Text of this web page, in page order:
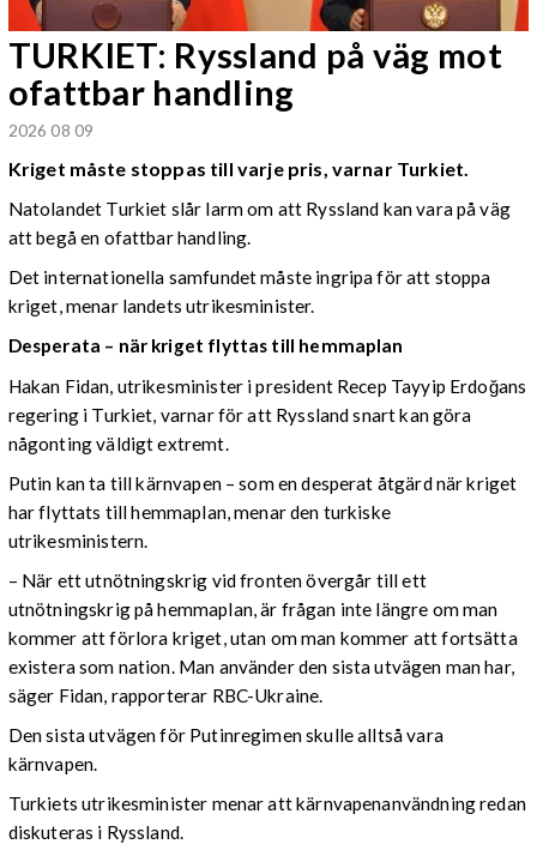
TURKIET: Ryssland på väg mot
ofattbar handling
2026 08 09
Kriget måste stoppas till varje pris, varnar Turkiet.
Natolandet Turkiet slår larm om att Ryssland kan vara på väg
att begå en ofattbar handling.
Det internationella samfundet måste ingripa för att stoppa
kriget, menar landets utrikesminister.
Desperata – när kriget flyttas till hemmaplan
Hakan Fidan, utrikesminister i president Recep Tayyip Erdoğans
regering i Turkiet, varnar för att Ryssland snart kan göra
någonting väldigt extremt.
Putin kan ta till kärnvapen – som en desperat åtgärd när kriget
har flyttats till hemmaplan, menar den turkiske
utrikesministern.
– När ett utnötningskrig vid fronten övergår till ett
utnötningskrig på hemmaplan, är frågan inte längre om man
kommer att förlora kriget, utan om man kommer att fortsätta
existera som nation. Man använder den sista utvägen man har,
säger Fidan, rapporterar RBC-Ukraine.
Den sista utvägen för Putinregimen skulle alltså vara
kärnvapen.
Turkiets utrikesminister menar att kärnvapenanvändning redan
diskuteras i Ryssland.